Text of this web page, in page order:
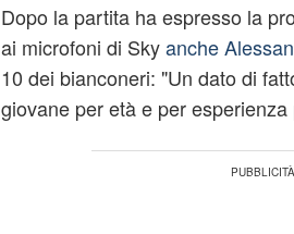
Dopo la partita ha espresso la
ai microfoni di Skyanche
10 dei bianconeri: "Un dato di
giovane per età e per